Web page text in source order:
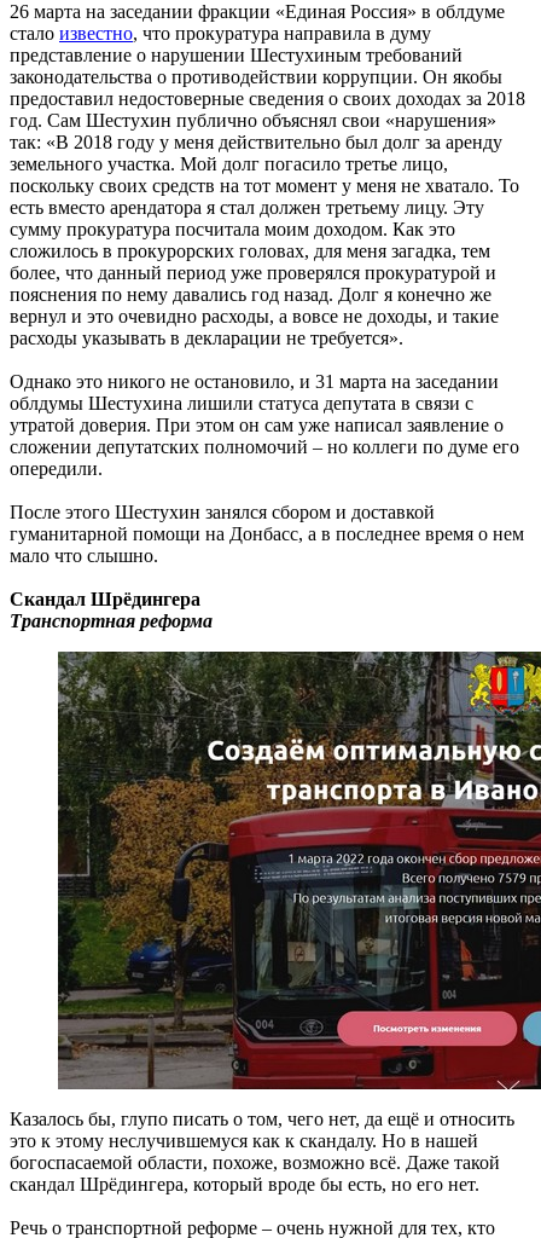
26 марта на заседании фракции «Единая Россия» в облдуме
стало известно, что прокуратура направила в думу
представление о нарушении Шестухиным требований
законодательства о противодействии коррупции. Он якобы
предоставил недостоверные сведения о своих доходах за 2018
год. Сам Шестухин публично объяснял свои «нарушения»
так: «В 2018 году у меня действительно был долг за аренду
земельного участка. Мой долг погасило третье лицо,
поскольку своих средств на тот момент у меня не хватало. То
есть вместо арендатора я стал должен третьему лицу. Эту
сумму прокуратура посчитала моим доходом. Как это
сложилось в прокурорских головах, для меня загадка, тем
более, что данный период уже проверялся прокуратурой и
пояснения по нему давались год назад. Долг я конечно же
вернул и это очевидно расходы, а вовсе не доходы, и такие
расходы указывать в декларации не требуется».
Однако это никого не остановило, и 31 марта на заседании
облдумы Шестухина лишили статуса депутата в связи с
утратой доверия. При этом он сам уже написал заявление о
сложении депутатских полномочий – но коллеги по думе его
опередили.
После этого Шестухин занялся сбором и доставкой
гуманитарной помощи на Донбасс, а в последнее время о нем
мало что слышно.
Скандал Шрёдингера
Транспортная реформа
Казалось бы, глупо писать о том, чего нет, да ещё и относить
это к этому неслучившемуся как к скандалу. Но в нашей
богоспасаемой области, похоже, возможно всё. Даже такой
скандал Шрёдингера, который вроде бы есть, но его нет.
Речь о транспортной реформе – очень нужной для тех, кто